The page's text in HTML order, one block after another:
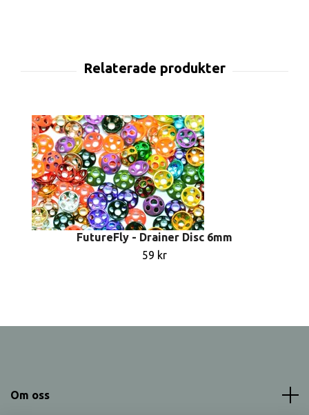
FutureFly - Drainer Disc 6mm
59 kr
Om oss